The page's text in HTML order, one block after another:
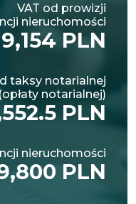
VAT od prowizji
nieruchomości
9,154 PLN
taksy notarialnej
(opłaty notarialnej)
PLN
nieruchomości
PLN